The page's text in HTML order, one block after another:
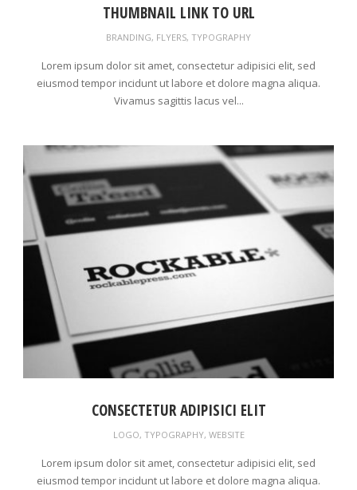
THUMBNAIL LINK TO URL
BRANDING, FLYERS, TYPOGRAPHY
Lorem ipsum dolor sit amet, consectetur adipisici elit, sed
eiusmod tempor incidunt ut labore et dolore magna aliqua.
Vivamus sagittis lacus vel...
CONSECTETUR ADIPISICI ELIT
LOGO, TYPOGRAPHY, WEBSITE
Lorem ipsum dolor sit amet, consectetur adipisici elit, sed
eiusmod tempor incidunt ut labore et dolore magna aliqua.